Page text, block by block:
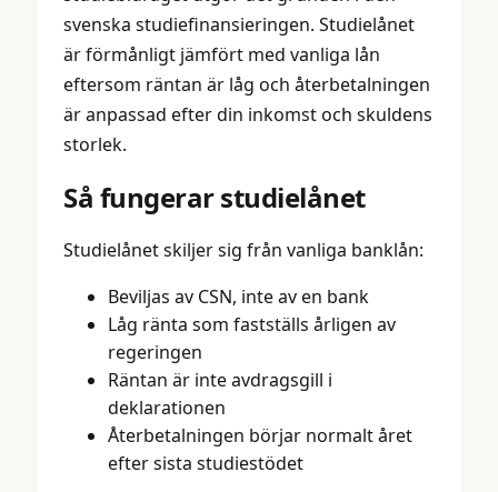
svenska studiefinansieringen. Studielånet
är förmånligt jämfört med vanliga lån
eftersom räntan är låg och återbetalningen
är anpassad efter din inkomst och skuldens
storlek.
Så fungerar studielånet
Studielånet skiljer sig från vanliga banklån:
Beviljas av CSN, inte av en bank
Låg ränta som fastställs årligen av
regeringen
Räntan är inte avdragsgill i
deklarationen
Återbetalningen börjar normalt året
efter sista studiestödet